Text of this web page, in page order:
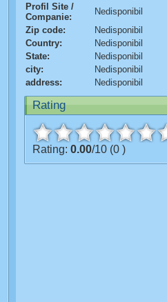
Profil Site /
Companie:
Nedisponibil
Zip code:
Nedisponibil
Country:
Nedisponibil
State:
Nedisponibil
city:
Nedisponibil
address:
Nedisponibil
Rating
Rating: 0.00/10 (0 )